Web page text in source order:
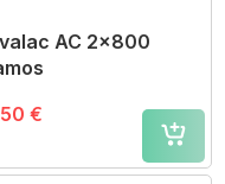
AC 2x800
€